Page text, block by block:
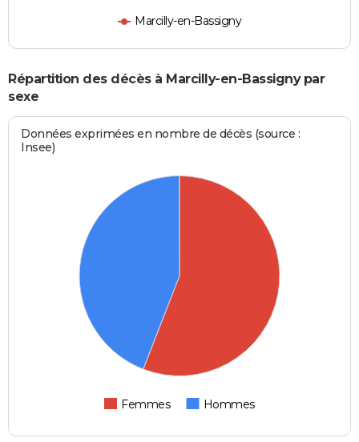
Marcilly-en-Bassigny
Répartition des décès à Marcilly-en-Bassigny par
sexe
Données exprimées en nombre de décès (source :
Insee)
Femmes Hommes